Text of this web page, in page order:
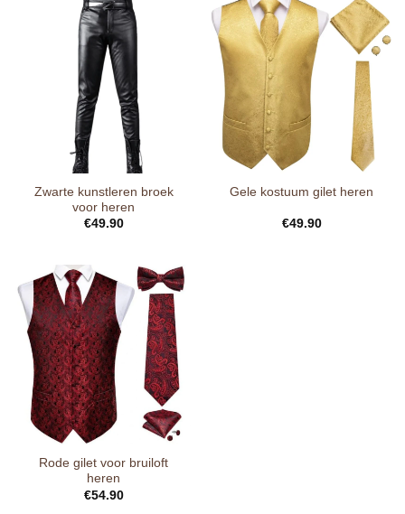
Zwarte kunstleren broek
voor heren
€49.90
Gele kostuum gilet heren
€49.90
Rode gilet voor bruiloft
heren
€54.90